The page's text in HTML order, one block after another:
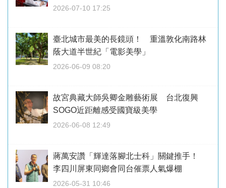
2026-07-10 17:25
臺北城市最美的長鏡頭！ 重溫敦化南路林
蔭大道半世紀「電影美學」
2026-06-09 08:20
故宮典藏大師吳卿金雕藝術展 台北復興
SOGO近距離感受國寶級美學
2026-06-08 12:49
蔣萬安讚「輝達落腳北士科」關鍵推手！
李四川屏東同鄉會同台催票人氣爆棚
2026-05-31 10:46